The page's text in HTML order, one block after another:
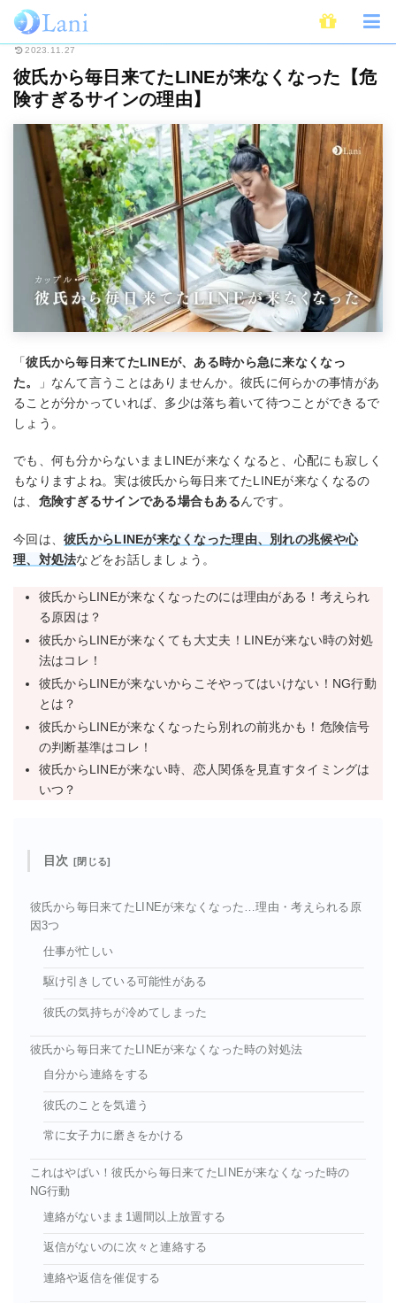
ホーム 恋愛 彼氏から毎日来てたLINEが来なくなっ
2023.11.27
彼氏から毎日来てたLINEが来なくなった【危
険すぎるサインの理由】
「彼氏から毎日来てたLINEが、ある時から急に来なくなっ
た。
」なんて言うことはありませんか。彼氏に何らかの事情があ
ることが分かっていれば、多少は落ち着いて待つことができるで
しょう。
でも、何も分からないままLINEが来なくなると、心配にも寂しく
もなりますよね。実は彼氏から毎日来てたLINEが来なくなるの
は、 危険すぎるサインである場合もあるんです。
今回は、彼氏からLINEが来なくなった理由、別れの兆候や心
理、対処法などをお話しましょう。
彼氏からLINEが来なくなったのには理由がある！考えられ
る原因は？
彼氏からLINEが来なくても大丈夫！LINEが来ない時の対処
法はコレ！
彼氏からLINEが来ないからこそやってはいけない！NG行動
とは？
彼氏からLINEが来なくなったら別れの前兆かも！危険信号
の判断基準はコレ！
彼氏からLINEが来ない時、恋人関係を見直すタイミングは
いつ？
目次
彼氏から毎日来てたLINEが来なくなった…理由・考えられる原
因3つ
仕事が忙しい
駆け引きしている可能性がある
彼氏の気持ちが冷めてしまった
彼氏から毎日来てたLINEが来なくなった時の対処法
自分から連絡をする
彼氏のことを気遣う
常に女子力に磨きをかける
これはやばい！彼氏から毎日来てたLINEが来なくなった時の
NG行動
連絡がないまま1週間以上放置する
返信がないのに次々と連絡する
連絡や返信を催促する